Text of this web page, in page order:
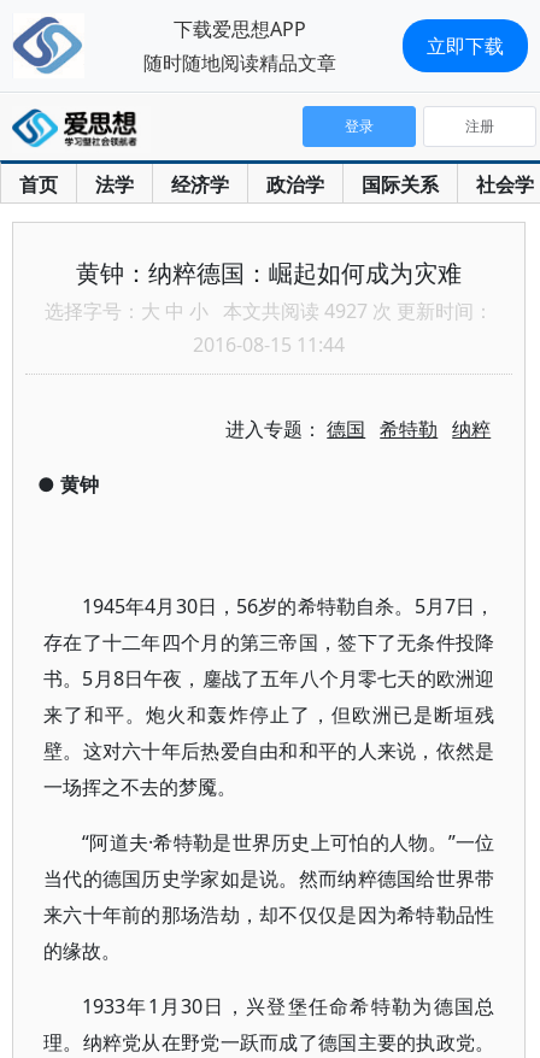
首页 法学 经济学 政治学 国际关系 社会学
登录 注册
黄钟：纳粹德国：崛起如何成为灾难
选择字号： 大 中 小 本文共阅读 4927 次 更新时间：
2016-08-15 11:44
进入专题：德国 希特勒 纳粹
● 黄钟
1945年4月30日，56岁的希特勒自杀。5月7日，
存在了十二年四个月的第三帝国，签下了无条件投降
书。5月8日午夜，鏖战了五年八个月零七天的欧洲迎
来了和平。炮火和轰炸停止了，但欧洲已是断垣残
壁。这对六十年后热爱自由和和平的人来说，依然是
一场挥之不去的梦魇。
“阿道夫·希特勒是世界历史上可怕的人物。”一位
当代的德国历史学家如是说。然而纳粹德国给世界带
来六十年前的那场浩劫，却不仅仅是因为希特勒品性
的缘故。
1933年1月30日，兴登堡任命希特勒为德国总
理。纳粹党从在野党一跃而成了德国主要的执政党。
下载爱思想APP
随时随地阅读精品文章
立即下载